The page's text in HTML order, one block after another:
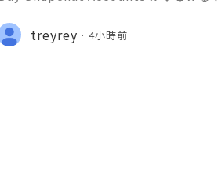
usadigitalhub
treyrey 4小時前